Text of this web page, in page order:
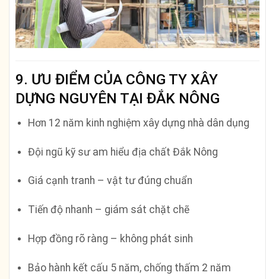
9. ƯU ĐIỂM CỦA CÔNG TY XÂY
DỰNG NGUYÊN TẠI ĐẮK NÔNG
Hơn 12 năm kinh nghiệm xây dựng nhà dân dụng
Đội ngũ kỹ sư am hiểu địa chất Đắk Nông
Giá cạnh tranh – vật tư đúng chuẩn
Tiến độ nhanh – giám sát chặt chẽ
Hợp đồng rõ ràng – không phát sinh
Bảo hành kết cấu 5 năm, chống thấm 2 năm